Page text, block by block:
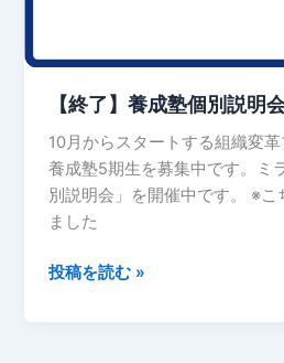
【終了】養成塾個別説明
10月からスタートする組織変
養成塾5期生を募集中です。ミ
別説明会」を開催中です。 ※こ
ました
明
開
催
中
で
す！
投稿を読む »